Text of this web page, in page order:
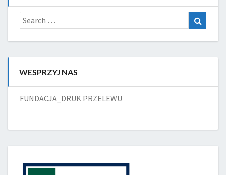
Search
for:
WESPRZYJ NAS
FUNDACJA_DRUK PRZELEWU